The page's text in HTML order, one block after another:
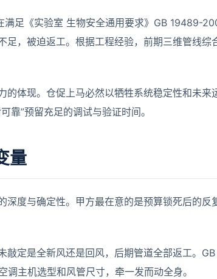
满足《实验室 生物安全通用要求》GB 19489-
足，被迫返工。根据工程经验，前期三维管线综
体现。仓促上马必然以牺牲系统稳定性和未来
靠”预留充足的调试与验证时间。
量
深度与确定性。甲方最在意的是预算锁死后的反
敲定是全新风还是回风，后期管道全部返工。
主机选型和风管尺寸，牵一发而动全身。